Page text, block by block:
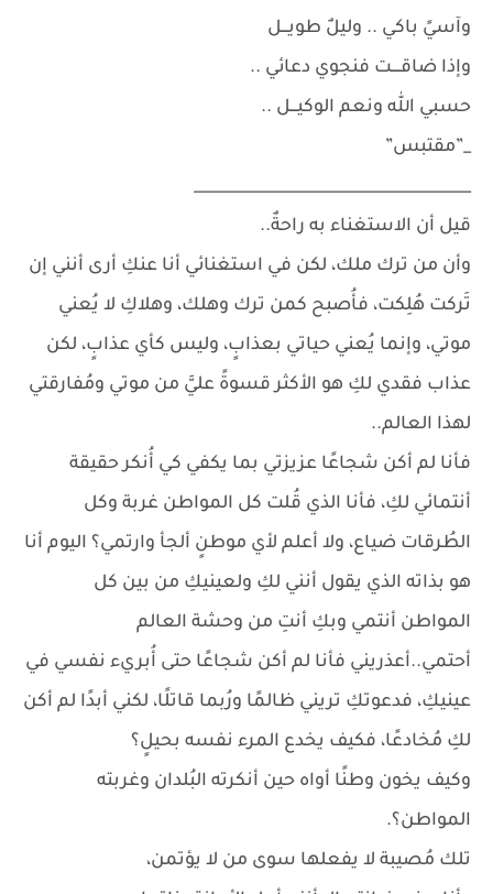
وآسيً باكي .. وليلٌ طويـــل
وإذا ضاقــــت فنجوي دعائي ..
حسبي الله ونعم الوكيـــل ..
_”مقتبس”
____________________________________
قيل أن الاستغناء به راحةٌ..
وأن من ترك ملك، لكن في استغنائي أنا عنكِ أرى أنني إن
تَركت هُلِكت، فأُصبح كمن ترك وهلك، وهلاكِ لا يُعني
موتي، وإنما يُعني حياتي بعذابٍ، وليس كأي عذابٍ، لكن
عذاب فقدي لكِ هو الأكثر قسوةً عليَّ من موتي ومُفارقتي
لهذا العالم..
فأنا لم أكن شجاعًا عزيزتي بما يكفي كي أُنكر حقيقة
أنتمائي لكِ، فأنا الذي قُلت كل المواطن غربة وكل
الطُرقات ضياع، ولا أعلم لأي موطنٍ ألجأ وارتمي؟ اليوم أنا
هو بذاته الذي يقول أنني لكِ ولعينيكِ من بين كل
المواطن أنتمي وبكِ أنتِ من وحشة العالم
أحتمي..أعذريني فأنا لم أكن شجاعًا حتى أُبريء نفسي في
عينيكِ، فدعوتكِ تريني ظالمًا ورُبما قاتلًا، لكني أبدًا لم أكن
لكِ مُخادعًا، فكيف يخدع المرء نفسه بحيلٍ؟
وكيف يخون وطنًا أواه حين أنكرته البُلدان وغربته
المواطن؟.
تلك مُصيبة لا يفعلها سوى من لا يؤتمن،